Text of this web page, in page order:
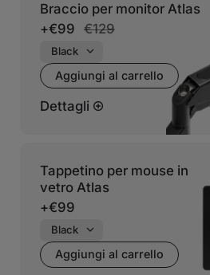
Braccio per monitor Atlas
+€99 €129
Aggiungi al carrello
Dettagli
Tappetino per mouse in
vetro Atlas
+€99
Aggiungi al carrello